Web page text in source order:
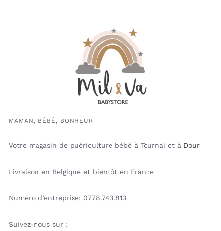
MAMAN, BÉBÉ, BONHEUR
Votre magasin de puériculture bébé à Tournai et à Dour
Livraison en Belgique et bientôt en France
Numéro d’entreprise: 0778.743.813
Suivez-nous sur :